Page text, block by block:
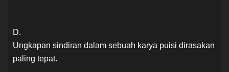
D.
Ungkapan sindiran dalam sebuah karya puisi dirasakan
paling tepat.